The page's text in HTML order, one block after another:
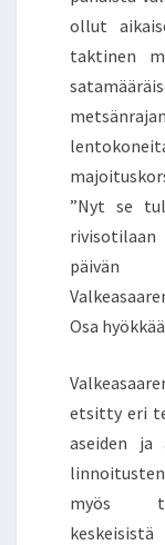
ollut
taktinen
”Nyt se
päivän
Osa
etsitty eri
aseiden ja
myös